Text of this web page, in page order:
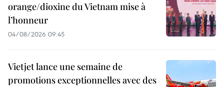
orange/dioxine du Vietnam mise à
l’honneur
04/08/2026 09:45
Vietjet lance une semaine de
promotions exceptionnelles avec des